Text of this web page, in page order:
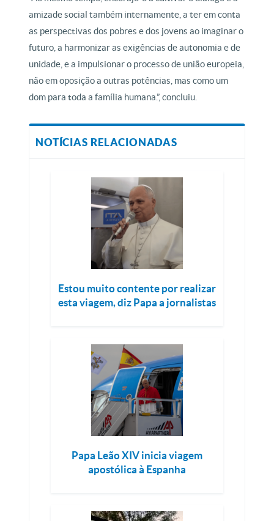
amizade social também internamente, a ter em conta
as perspectivas dos pobres e dos jovens ao imaginar o
futuro, a harmonizar as exigências de autonomia e de
unidade, e a impulsionar o processo de união europeia,
não em oposição a outras potências, mas como um
dom para toda a família humana.”, concluiu.
NOTÍCIAS RELACIONADAS
Estou muito contente por realizar
esta viagem, diz Papa a jornalistas
Papa Leão XIV inicia viagem
apostólica à Espanha